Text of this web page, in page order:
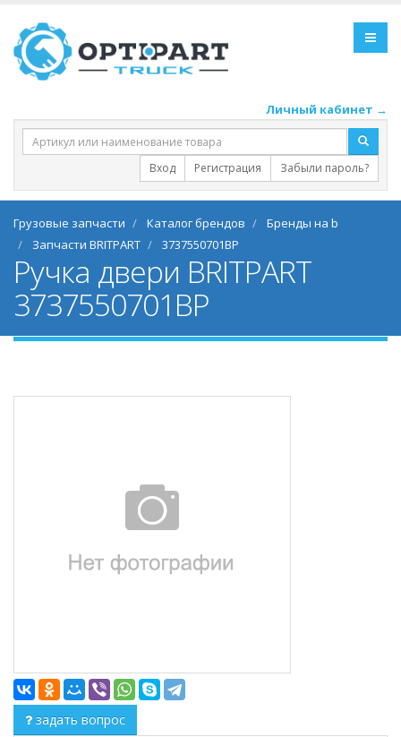
Личный кабинет →
Вход Регистрация Забыли пароль?
Грузовые запчасти Каталог брендов
Бренды на b
Запчасти BRITPART
3737550701BP
Ручка двери BRITPART
3737550701BP
задать вопрос